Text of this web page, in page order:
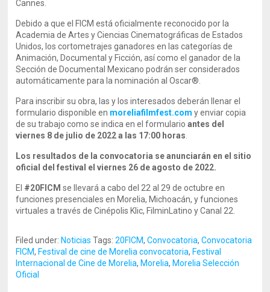
Cannes.
Debido a que el FICM está oficialmente reconocido por la
Academia de Artes y Ciencias Cinematográficas de Estados
Unidos, los cortometrajes ganadores en las categorías de
Animación, Documental y Ficción, así como el ganador de la
Sección de Documental Mexicano podrán ser considerados
automáticamente para la nominación al Oscar®.
Para inscribir su obra, las y los interesados deberán llenar el
formulario disponible en moreliafilmfest.com y enviar copia
de su trabajo como se indica en el formularioantes del
viernes 8 de julio de 2022 a las 17:00 horas
Los resultados de la convocatoria se anunciarán en el sitio
oficial del festival el viernes 26 de agosto de 2022.
El #20FICMse llevará a cabo del 22 al 29 de octubre en
funciones presenciales en Morelia, Michoacán, y funciones
virtuales a través de Cinépolis Klic, FilminLatino y Canal 22.
Filed under: Noticias Tags:20FICM,Convocatoria,Convocatoria
FICM, Festival de cine de Morelia convocatoria, Festival
Internacional de Cine de Morelia, Morelia, Morelia Selección
Oficial